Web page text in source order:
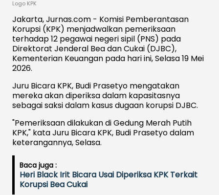
Logo KPK
Jakarta, Jurnas.com - Komisi Pemberantasan
Korupsi (KPK) menjadwalkan pemeriksaan
terhadap 12 pegawai negeri sipil (PNS) pada
Direktorat Jenderal Bea dan Cukai (DJBC),
Kementerian Keuangan pada hari ini, Selasa 19 Mei
2026.
Juru Bicara KPK, Budi Prasetyo mengatakan
mereka akan diperiksa dalam kapasitasnya
sebagai saksi dalam kasus dugaan korupsi DJBC.
"Pemeriksaan dilakukan di Gedung Merah Putih
KPK," kata Juru Bicara KPK, Budi Prasetyo dalam
keterangannya, Selasa.
Baca juga :
Heri Black Irit Bicara Usai Diperiksa KPK Terkait
Korupsi Bea Cukai